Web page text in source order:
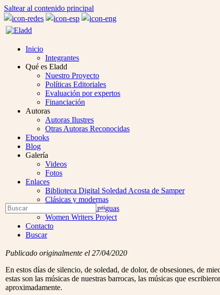
Saltear al contenido principal
Inicio
Integrantes
Qué es Eladd
Nuestro Proyecto
Políticas Editoriales
Evaluación por expertos
Financiación
Autoras
Autoras Ilustres
Otras Autoras Reconocidas
Ebooks
Blog
Galería
Videos
Fotos
Enlaces
Biblioteca Digital Soledad Acosta de Samper
Clásicas y modernas
Colección Las Antiguas
Women Writers Project
Contacto
Buscar
Open
Mobile
Menu
Buscar
Enviar
Publicado originalmente el 27/04/2020
En estos días de silencio, de soledad, de dolor, de obsesiones, de
estas son las músicas de nuestras barrocas, las músicas que
aproximadamente.